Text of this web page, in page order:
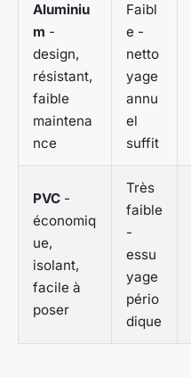
Aluminiu
m -
design,
résistant,
faible
maintena
nce
Faibl
e -
netto
yage
annu
el
suffit
PVC -
économiq
ue,
isolant,
facile à
poser
Très
faible
-
essu
yage
pério
dique